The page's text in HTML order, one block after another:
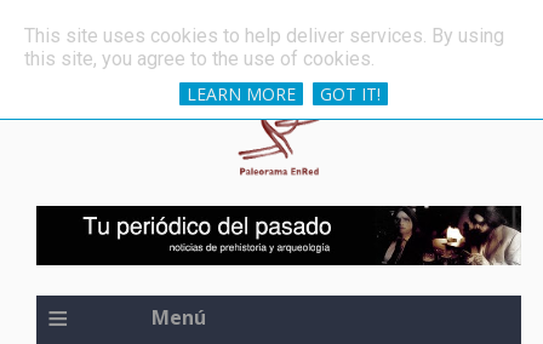
≡ Menú
This site uses cookies to help deliver services. By using
this site, you agree to the use of cookies.
LEARN MORE
GOT IT!